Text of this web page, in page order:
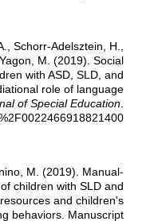
Schorr-Adelsztein, H.,
M. (2019). Social
with ASD, SLD, and
role of language
of Special Education
M. (2019). Manual-
children with SLD and
and children's
behaviors. Manuscript